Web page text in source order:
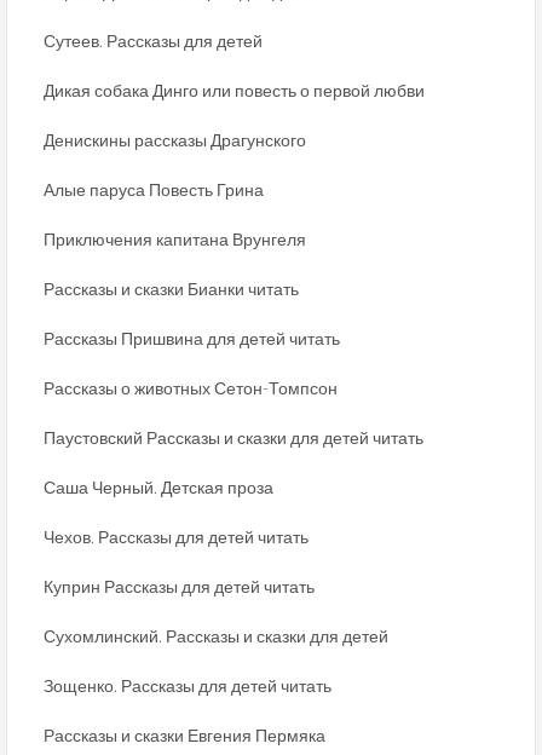
Сутеев. Рассказы для детей
Дикая собака Динго или повесть о первой любви
Денискины рассказы Драгунского
Алые паруса Повесть Грина
Приключения капитана Врунгеля
Рассказы и сказки Бианки читать
Рассказы Пришвина для детей читать
Рассказы о животных Сетон-Томпсон
Паустовский Рассказы и сказки для детей читать
Саша Черный. Детская проза
Чехов. Рассказы для детей читать
Куприн Рассказы для детей читать
Сухомлинский. Рассказы и сказки для детей
Зощенко. Рассказы для детей читать
Рассказы и сказки Евгения Пермяка